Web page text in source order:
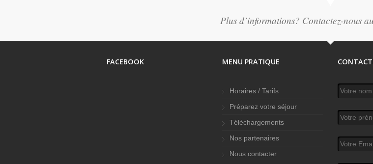
Plus d’informations? Contactez-nous
FACEBOOK MENU PRATIQUE
Horaires / Tarifs
Préparez votre séjour
Téléchargements
Nos partenaires
Nous contacter
Votre
Votre
Votre